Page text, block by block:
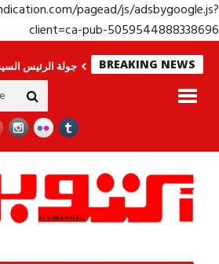
pagead/js/
client=ca-pub-
BREAKING NEWS
وحراس لا ينامون جولة الرئيس السيسي